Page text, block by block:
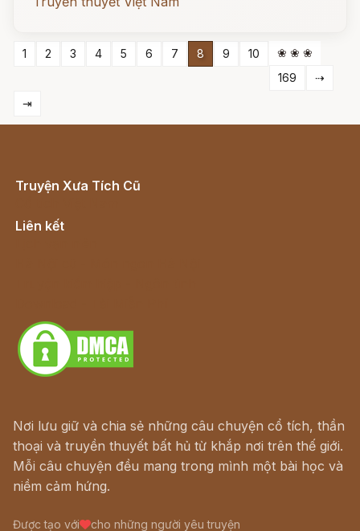
1 2 3 4 5 6 7 8 9 10
❀ ❀ ❀
169
⇢
⇥
Truyện Xưa Tích Cũ
Liên kết
Nơi lưu giữ và chia sẻ những câu chuyện cổ tích, thần
thoại và truyền thuyết bất hủ từ khắp nơi trên thế giới.
Mỗi câu chuyện đều mang trong mình một bài học và
niềm cảm hứng.
Được tạo với cho những người yêu truyện